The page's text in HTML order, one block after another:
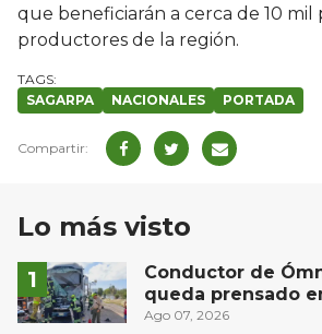
que beneficiarán a cerca de 10 mil
productores de la región.
SAGARPA NACIONALES PORTADA
Lo más visto
Conductor de
queda prensado
materialista en
Ago 07, 2026